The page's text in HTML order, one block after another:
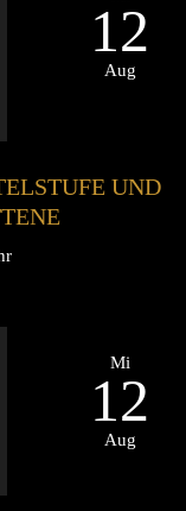
12
Aug
UND
Mi
12
Aug